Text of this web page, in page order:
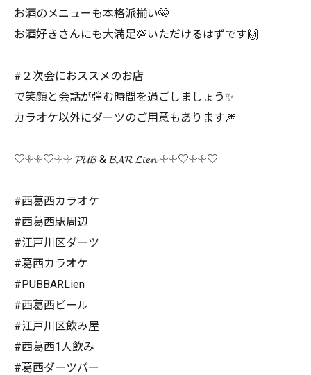
お酒のメニューも本格派揃い🤭
お酒好きさんにも大満足💯いただけるはずです🙌
#２次会におススメのお店
で笑顔と会話が弾む時間を過ごしましょう✨
カラオケ以外にダーツのご用意もあります🎆
♡𓇬𓇬♡𓇬𓇬 𝓟𝓤𝓑 & 𝓑𝓐𝓡 𝓛𝓲𝓮𝓷 𓇬𓇬♡𓇬𓇬♡
#西葛西カラオケ
#西葛西駅周辺
#江戸川区ダーツ
#葛西カラオケ
#PUBBARLien
#西葛西ビール
#江戸川区飲み屋
#西葛西1人飲み
#葛西ダーツバー